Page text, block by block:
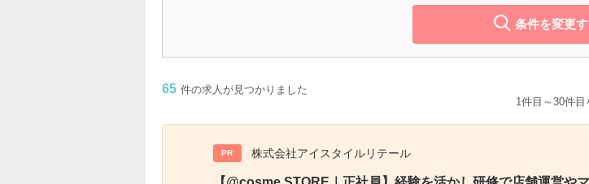
条件を変更
65 件の求人が見つかりました
1件目～30件目
PR 株式会社アイスタイルリテール